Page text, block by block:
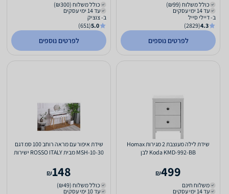
כולל משלוח (₪99)
עד 14 ימי עסקים
ב- דיילי סייל
4.3
(2829)
לפרטים נוספים
כולל משלוח (₪300)
עד 14 ימי עסקים
ב- צוציק
5.0
(651)
לפרטים נוספים
שידת לילה מעוצבת 2 מגירות Homax
Koda KMD-992-BB לבן
499
₪
משלוח חינם
עד 14 ימי עסקים
שידת איפור עם מראה רוחב 100 סמ דגם
MSH-10-30 מבית ROSSO ITALY ישירות
148
₪
כולל משלוח (₪49)
עד 10 ימי עסקים